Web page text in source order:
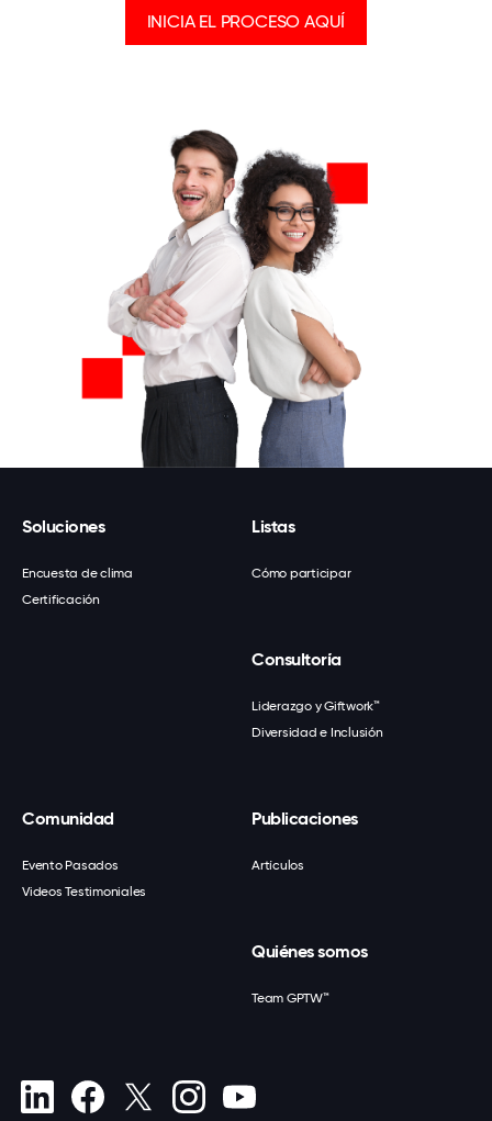
INICIA EL PROCESO AQUÍ
Soluciones
Encuesta de clima
Certificación
Listas
Cómo participar
Consultoría
Liderazgo y Giftwork™
Diversidad e Inclusión
Comunidad
Evento Pasados
Videos Testimoniales
Publicaciones
Artículos
Quiénes somos
Team GPTW™